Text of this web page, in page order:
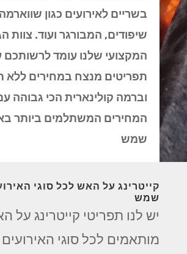
בשריים לאירועים כגון
שיפודים, המבורגר ועוד. צוות
המקצועי שלנו עומד
תפריטים מנצח במחירים ללא
וברמה קולינארית הכי גבוהה
המחירים המשתלמים ביותר
שמש
קייטרינג על האש לכל סוגי
שמש
יש לנו תפריטי קייטרינג על
מותאמים לכל סוגי האירועים